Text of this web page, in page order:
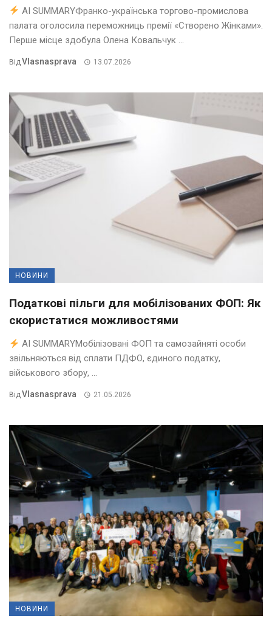
AI SUMMARYФранко-українська торгово-промислова
палата оголосила переможниць премії «Створено Жінками».
Перше місце здобула Олена Ковальчук ...
ВідVlasnasprava 13.07.2026
НОВИНИ
Податкові пільги для мобілізованих ФОП: Як
скористатися можливостями
AI SUMMARYМобілізовані ФОП та самозайняті особи
звільняються від сплати ПДФО, єдиного податку,
військового збору, ...
ВідVlasnasprava 21.05.2026
НОВИНИ